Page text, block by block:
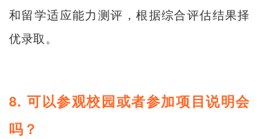
和留学适应能力测评，根据综合评估结果择
优录取。
8. 可以参观校园或者参加项目说明会
吗？